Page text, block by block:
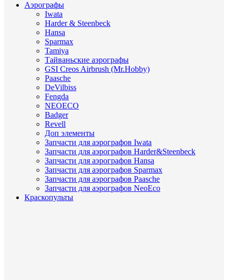
Аэрографы
Iwata
Harder & Steenbeck
Hansa
Sparmax
Tamiya
Тайваньские аэрографы
GSI Creos Airbrush (Mr.Hobby)
Paasche
DeVilbiss
Fengda
NEOECO
Badger
Revell
Доп элементы
Запчасти для аэрографов Iwata
Запчасти для аэрографов Harder&Steenbeck
Запчасти для аэрографов Hansa
Запчасти для аэрографов Sparmax
Запчасти для аэрографов Paasche
Запчасти для аэрографов NeoEco
Краскопульты